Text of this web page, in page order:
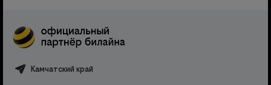
Камчатский край